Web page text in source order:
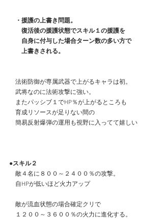
・援護の上書き問題。
復活後の援護状態でスキル１の援護を
自身に付与した場合ターン数の多い方で
上書きされる。
法術防御が専属武器で上がるキャラは初。
武将なのに法術攻撃に強い。
またパッシブ１でHP％が上がるところも
育成リソースが足りない間の
簡易反射爆弾の運用も視野に入ってて嬉しい
●スキル２
敵４名に８００～２４００％の攻撃。
自HPが低いほど火力アップ
敵が流血状態の場合確定クリで
１２００～３６００％の火力に進化する。